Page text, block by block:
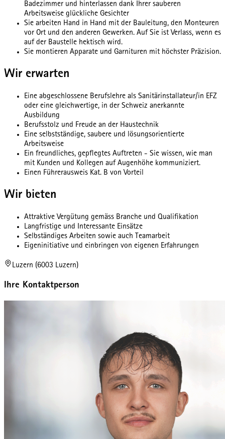
Badezimmer und hinterlassen dank Ihrer sauberen
Arbeitsweise glückliche Gesichter
Sie arbeiten Hand in Hand mit der Bauleitung, den Monteuren
vor Ort und den anderen Gewerken. Auf Sie ist Verlass, wenn es
auf der Baustelle hektisch wird.
Sie montieren Apparate und Garnituren mit höchster Präzision.
Wir erwarten
Eine abgeschlossene Berufslehre als Sanitärinstallateur/in EFZ
oder eine gleichwertige, in der Schweiz anerkannte
Ausbildung
Berufsstolz und Freude an der Haustechnik
Eine selbstständige, saubere und lösungsorientierte
Arbeitsweise
Ein freundliches, gepflegtes Auftreten - Sie wissen, wie man
mit Kunden und Kollegen auf Augenhöhe kommuniziert.
Einen Führerausweis Kat. B von Vorteil
Wir bieten
Attraktive Vergütung gemäss Branche und Qualifikation
Langfristige und Interessante Einsätze
Selbständiges Arbeiten sowie auch Teamarbeit
Eigeninitiative und einbringen von eigenen Erfahrungen
Luzern (6003 Luzern)
Ihre Kontaktperson